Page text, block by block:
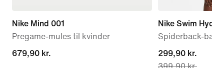
Nike Mind 001
Pregame-mules til kvinder
679,90 kr.
679,90 kr.
Nike Swim
Spiderback-
current
299,90 kr.